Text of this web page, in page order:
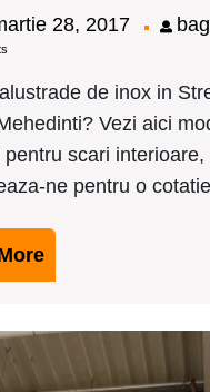
28, 2017martie
2017
de inox in
Vezi aici
pentru scari interioare,
ne pentru o
Read
More